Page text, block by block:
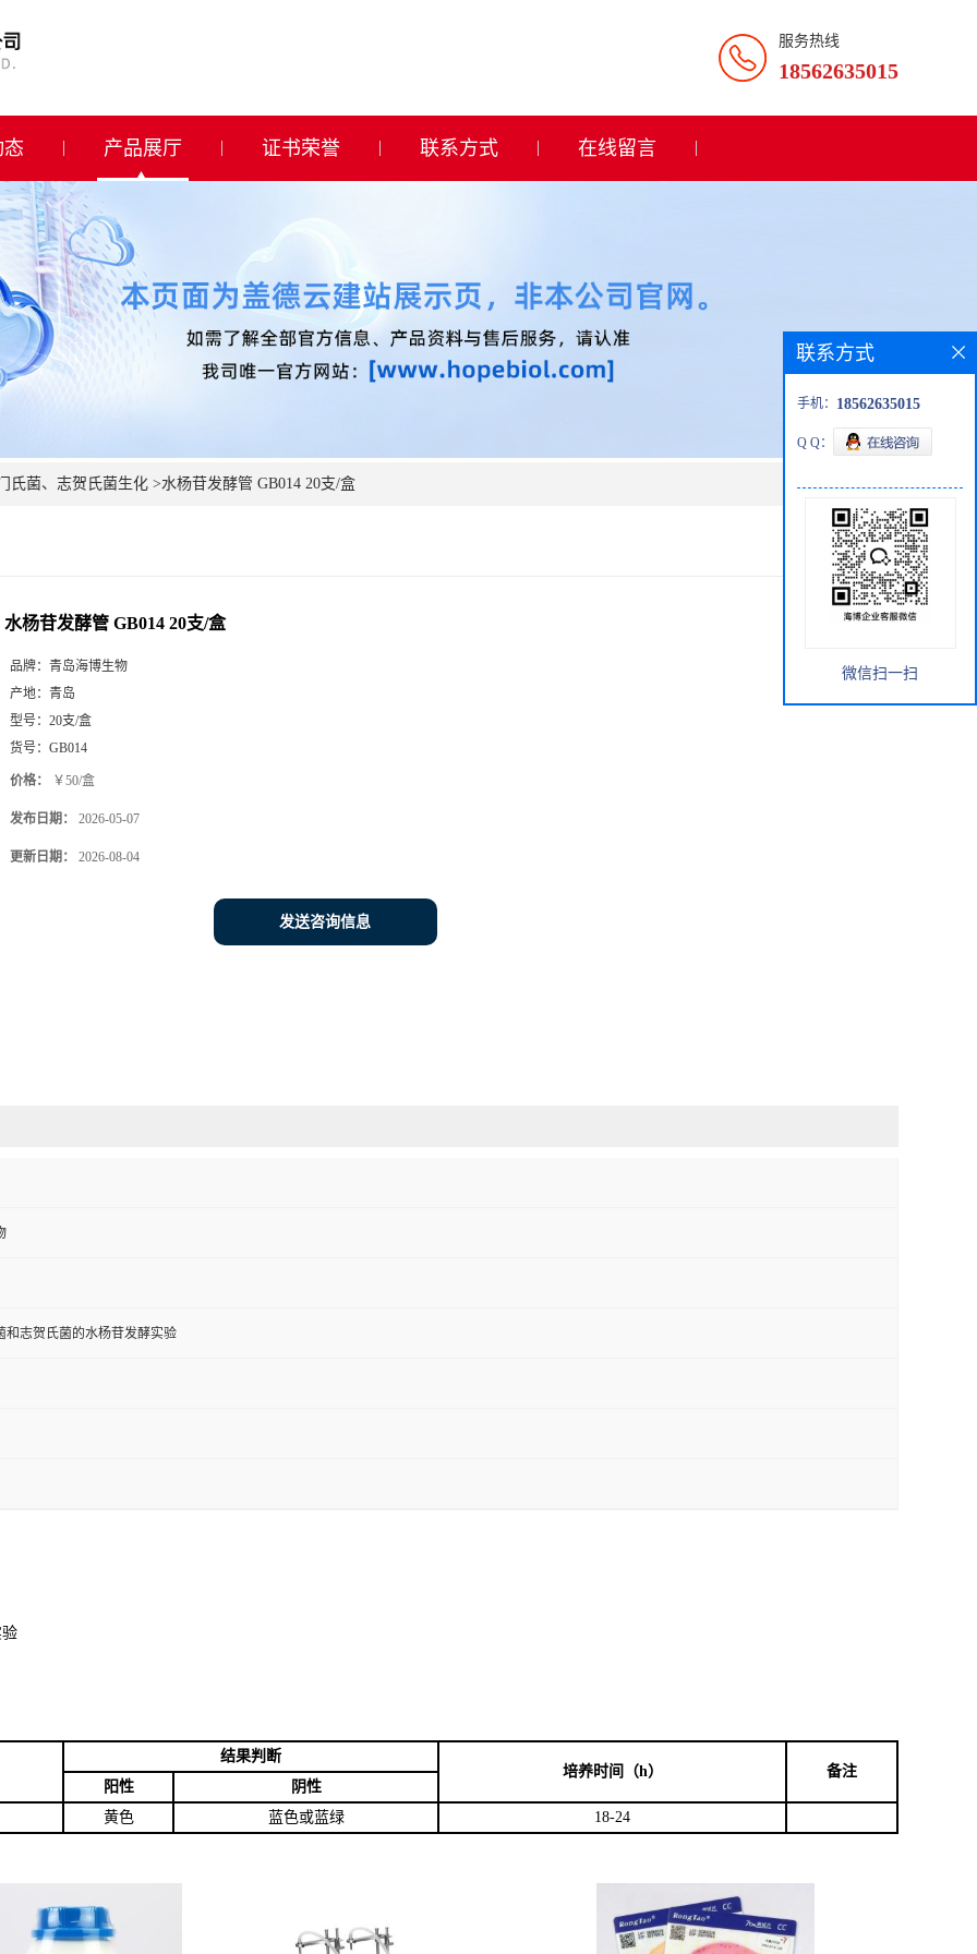
服务热线
18562635015
产品展厅 证书荣誉 联系方式 在线留言
氏菌、志贺氏菌生化 >水杨苷发酵管 GB014 20支/盒
水杨苷发酵管 GB014 20支/盒
品牌： 青岛海博生物
产地： 青岛
型号： 20支/盒
货号： GB014
价格： ￥50/盒
发布日期： 2026-05-07
更新日期： 2026-08-04
发送咨询信息
和志贺氏菌的水杨苷发酵实验
结果判断
培养时间（h）
备注
阳性
阴性
黄色
蓝色或蓝绿 18-24
联系方式
手机： 18562635015
Q Q：
微信扫一扫